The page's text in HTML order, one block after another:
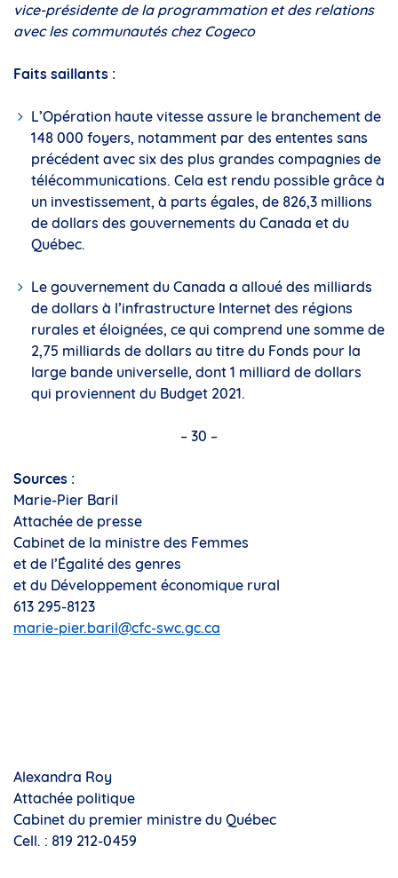
vice-présidente de la programmation et des relations
avec les communautés chez Cogeco
Faits saillants :
L’Opération haute vitesse assure le branchement de
148 000 foyers, notamment par des ententes sans
précédent avec six des plus grandes compagnies de
télécommunications. Cela est rendu possible grâce à
un investissement, à parts égales, de 826,3 millions
de dollars des gouvernements du Canada et du
Québec.
Le gouvernement du Canada a alloué des milliards
de dollars à l’infrastructure Internet des régions
rurales et éloignées, ce qui comprend une somme de
2,75 milliards de dollars au titre du Fonds pour la
large bande universelle, dont 1 milliard de dollars
qui proviennent du Budget 2021.
– 30 –
Sources :
Marie-Pier Baril
Attachée de presse
Cabinet de la ministre des Femmes
et de l’Égalité des genres
et du Développement économique rural
613 295-8123
marie-pier.baril@cfc-swc.gc.ca
Alexandra Roy
Attachée politique
Cabinet du premier ministre du Québec
Cell. : 819 212-0459